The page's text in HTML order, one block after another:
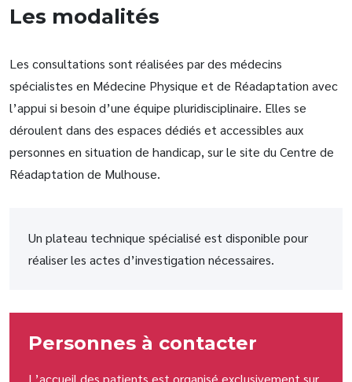
Les modalités
Les consultations sont réalisées par des médecins
spécialistes en Médecine Physique et de Réadaptation avec
l’appui si besoin d’une équipe pluridisciplinaire. Elles se
déroulent dans des espaces dédiés et accessibles aux
personnes en situation de handicap, sur le site du Centre de
Réadaptation de Mulhouse.
Un plateau technique spécialisé est disponible pour
réaliser les actes d’investigation nécessaires.
Personnes à contacter
L’accueil des patients est organisé exclusivement sur